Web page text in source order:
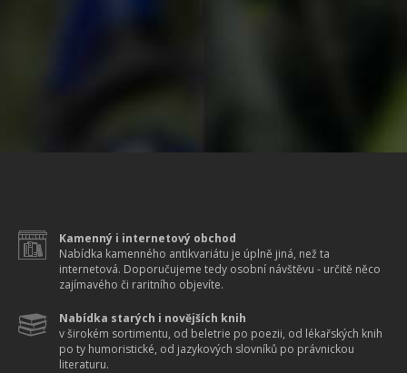
Kamenný i internetový obchod
Nabídka kamenného antikvariátu je úplně jiná, než ta
internetová. Doporučujeme tedy osobní návštěvu - určitě něco
zajímavého či raritního objevíte.
Nabídka starých i novějších knih
v širokém sortimentu, od beletrie po poezii, od lékařských knih
po ty humoristické, od jazykových slovníků po právnickou
literaturu.